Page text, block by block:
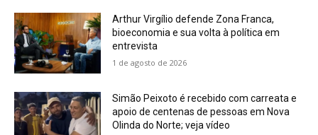
Arthur Virgílio defende Zona Franca,
bioeconomia e sua volta à política em
entrevista
1 de agosto de 2026
Simão Peixoto é recebido com carreata e
apoio de centenas de pessoas em Nova
Olinda do Norte; veja vídeo